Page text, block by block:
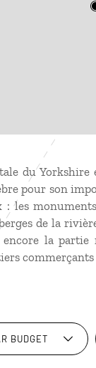
du Yorkshire
pour son
les
de la
la partie
commerçants
BUDGET